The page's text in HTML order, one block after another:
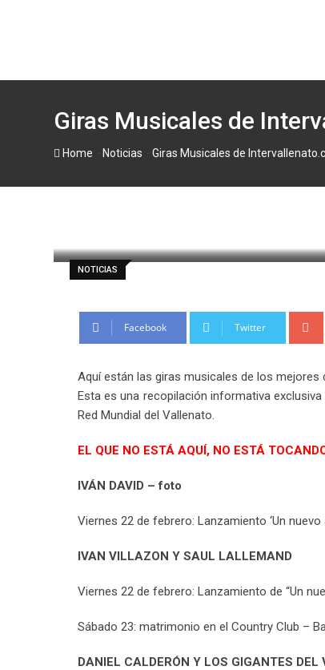
Giras Musicales de
Home Noticias Giras Musicales de
NOTICIAS
Facebook Twitter
Aquí están las giras musicales de los
Esta es una recopilación informativa
Red Mundial del Vallenato.
EL QUE NO ESTÁ AQUÍ, NO ESTÁ
IVÁN DAVID – foto
Viernes 22 de febrero: Lanzamiento ‘Un
IVAN VILLAZON Y SAUL LALLEMAND
Viernes 22 de febrero: Lanzamiento de “Un
Sábado 23: matrimonio en el Country Club –
DANIEL CALDERÓN Y LOS GIGANTES DEL